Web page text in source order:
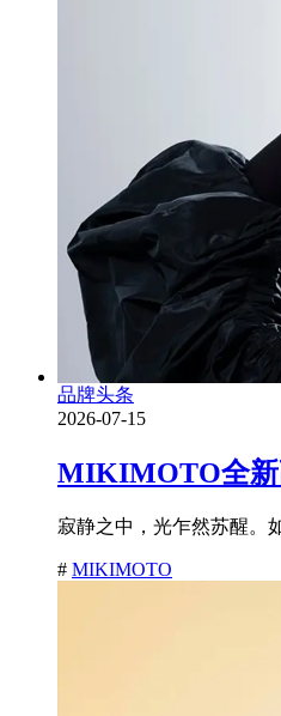
品牌头条
2026-07-15
MIKIMOTO全新
寂静之中，光乍然苏醒。
# MIKIMOTO